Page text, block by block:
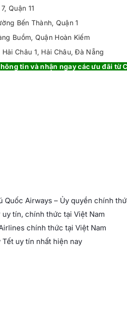
Quận 11
Bến Thành, Quận 1
Buồm, Quận Hoàn Kiếm
Châu 1, Hải Châu, Đà Nẵng
tin và nhận ngay các ưu đãi từ
Quốc Airways – Ủy quyền chính
tín, chính thức tại Việt Nam
chính thức tại Việt Nam
Tết uy tín nhất hiện nay